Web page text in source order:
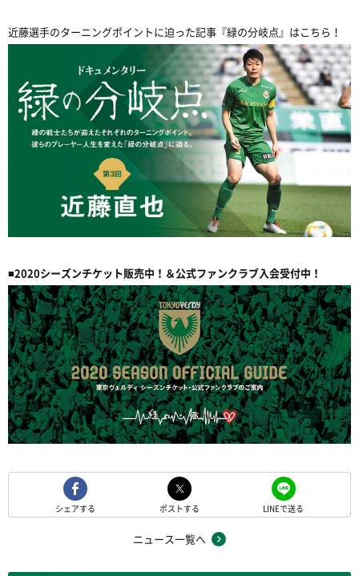
近藤選手のターニングポイントに迫った記事『緑の分岐点』はこちら！
■2020シーズンチケット販売中！＆公式ファンクラブ入会受付中！
シェアする ポストする LINEで送る
ニュース一覧へ